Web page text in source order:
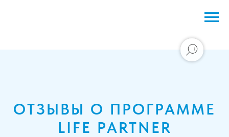
ОТЗЫВЫ О ПРОГРАММЕ
LIFE PARTNER